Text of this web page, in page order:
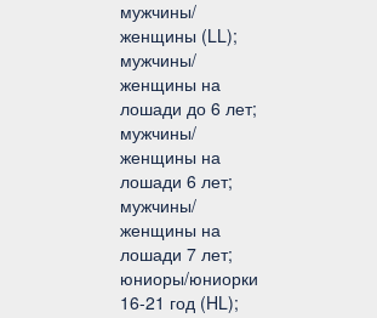
мужчины/
женщины (LL);
мужчины/
женщины на
лошади до 6 лет;
мужчины/
женщины на
лошади 6 лет;
мужчины/
женщины на
лошади 7 лет;
юниоры/юниорки
16-21 год (HL);